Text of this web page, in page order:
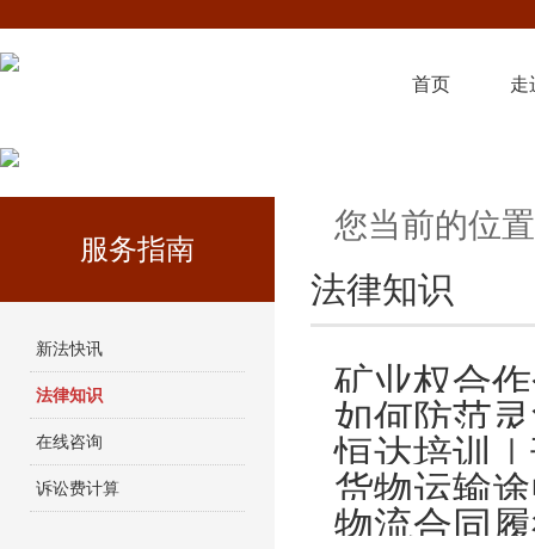
首页 走
服务指南
新法快讯
法律知识
在线咨询
诉讼费计算
您当前的位
法律知识
矿业权合
如何防范
恒达培训
货物运输
物流合同